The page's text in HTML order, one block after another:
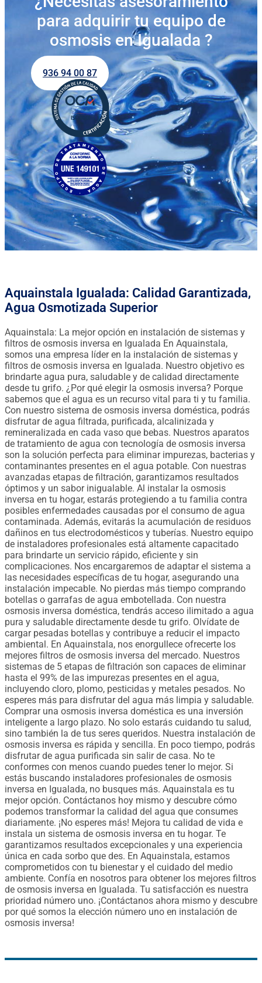
para adquirir tu equipo de
osmosis en Igualada ?
936 94 00 87
Aquainstala Igualada: Calidad Garantizada,
Agua Osmotizada Superior
Aquainstala: La mejor opción en instalación de sistemas y
filtros de osmosis inversa en Igualada En Aquainstala,
somos una empresa líder en la instalación de sistemas y
filtros de osmosis inversa en Igualada. Nuestro objetivo es
brindarte agua pura, saludable y de calidad directamente
desde tu grifo. ¿Por qué elegir la osmosis inversa? Porque
sabemos que el agua es un recurso vital para ti y tu familia.
Con nuestro sistema de osmosis inversa doméstica, podrás
disfrutar de agua filtrada, purificada, alcalinizada y
remineralizada en cada vaso que bebas. Nuestros aparatos
de tratamiento de agua con tecnología de osmosis inversa
son la solución perfecta para eliminar impurezas, bacterias y
contaminantes presentes en el agua potable. Con nuestras
avanzadas etapas de filtración, garantizamos resultados
óptimos y un sabor inigualable. Al instalar la osmosis
inversa en tu hogar, estarás protegiendo a tu familia contra
posibles enfermedades causadas por el consumo de agua
contaminada. Además, evitarás la acumulación de residuos
dañinos en tus electrodomésticos y tuberías. Nuestro equipo
de instaladores profesionales está altamente capacitado
para brindarte un servicio rápido, eficiente y sin
complicaciones. Nos encargaremos de adaptar el sistema a
las necesidades específicas de tu hogar, asegurando una
instalación impecable. No pierdas más tiempo comprando
botellas o garrafas de agua embotellada. Con nuestra
osmosis inversa doméstica, tendrás acceso ilimitado a agua
pura y saludable directamente desde tu grifo. Olvídate de
cargar pesadas botellas y contribuye a reducir el impacto
ambiental. En Aquainstala, nos enorgullece ofrecerte los
mejores filtros de osmosis inversa del mercado. Nuestros
sistemas de 5 etapas de filtración son capaces de eliminar
hasta el 99% de las impurezas presentes en el agua,
incluyendo cloro, plomo, pesticidas y metales pesados. No
esperes más para disfrutar del agua más limpia y saludable.
Comprar una osmosis inversa doméstica es una inversión
inteligente a largo plazo. No solo estarás cuidando tu salud,
sino también la de tus seres queridos. Nuestra instalación de
osmosis inversa es rápida y sencilla. En poco tiempo, podrás
disfrutar de agua purificada sin salir de casa. No te
conformes con menos cuando puedes tener lo mejor. Si
estás buscando instaladores profesionales de osmosis
inversa en Igualada, no busques más. Aquainstala es tu
mejor opción. Contáctanos hoy mismo y descubre cómo
podemos transformar la calidad del agua que consumes
diariamente. ¡No esperes más! Mejora tu calidad de vida e
instala un sistema de osmosis inversa en tu hogar. Te
garantizamos resultados excepcionales y una experiencia
única en cada sorbo que des. En Aquainstala, estamos
comprometidos con tu bienestar y el cuidado del medio
ambiente. Confía en nosotros para obtener los mejores filtros
de osmosis inversa en Igualada. Tu satisfacción es nuestra
prioridad número uno. ¡Contáctanos ahora mismo y descubre
por qué somos la elección número uno en instalación de
osmosis inversa!